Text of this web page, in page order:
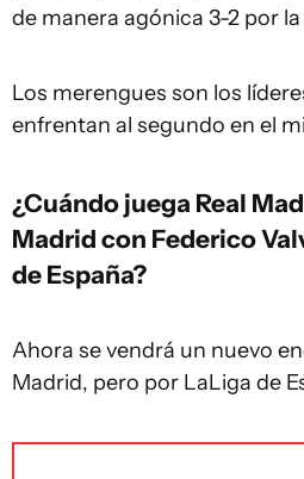
de manera agónica 3-2 por la
Los merengues son los
enfrentan al segundo en el
¿Cuándo juega Real
Madrid con Federico
de España?
Ahora se vendrá un nuevo
Madrid, pero por LaLiga de